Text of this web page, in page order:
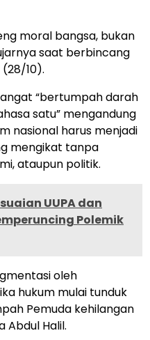
moral bangsa, bukan
saat berbincang
10).
“bertumpah darah
satu” mengandung
nasional harus menjadi
mengikat tanpa
ataupun politik.
UUPA dan
Polemik
oleh
hukum mulai tunduk
Pemuda kehilangan
Abdul Halil.